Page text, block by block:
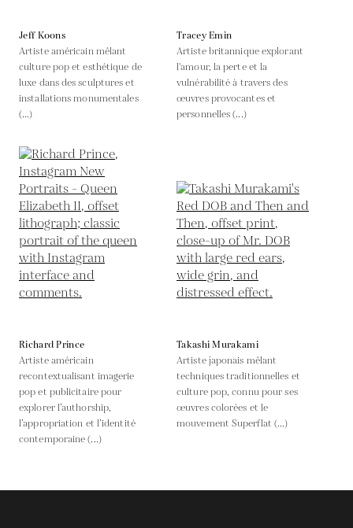
Jeff Koons
Artiste américain mêlant
culture pop et esthétique de
luxe dans des sculptures et
installations monumentales
(...)
Tracey Emin
Artiste britannique explorant
l'amour, la perte et la
vulnérabilité à travers des
œuvres provocantes et
personnelles (...)
Richard Prince
Artiste américain
recontextualisant imagerie
pop et publicitaire pour
explorer l’authorship,
l’appropriation et l’identité
contemporaine (...)
Takashi Murakami
Artiste japonais mêlant
techniques traditionnelles et
culture pop, connu pour ses
œuvres colorées et le
mouvement Superflat (...)